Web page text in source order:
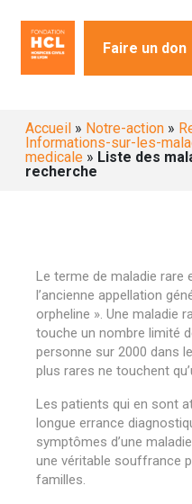
Faire un don
Accueil » Notre-action »
Informations-sur-les-
medicale » Liste des
recherche
Le terme de maladie rare
l’ancienne appellation
orpheline ». Une maladie
touche un nombre limité
personne sur 2000 dans
plus rares ne touchent
Les patients qui en sont
longue errance
symptômes d’une
une véritable souffrance
familles.